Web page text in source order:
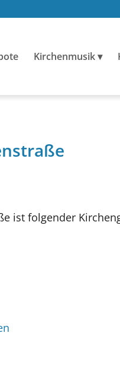
Kirchenmusik
ist folgender